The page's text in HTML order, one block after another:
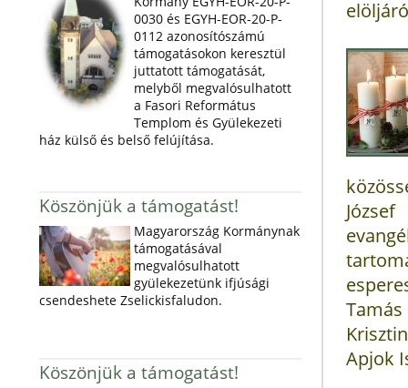
0030 és EGYH-EOR-20-P-
0112 azonosítószámú
támogatásokon keresztül
juttatott támogatását,
melyből megvalósulhatott
a Fasori Református
Templom és Gyülekezeti
ház külső és belső felújítása.
Köszönjük a támogatást!
Magyarország Kormánynak
támogatásával
megvalósulhatott
gyülekezetünk ifjúsági
csendeshete Zselickisfaludon.
Köszönjük a támogatást!
Apjok